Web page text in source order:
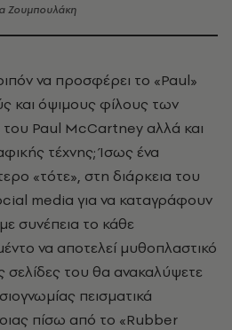
Ζουμπουλάκη
να προσφέρει το «Paul»
και όψιμους φίλους των
Paul McCartney αλλά και
τέχνης; Ίσως ένα
«τότε», στη διάρκεια του
media για να καταγράφουν
συνέπεια το κάθε
να αποτελεί μυθοπλαστικό
σελίδες του θα ανακαλύψετε
πεισματικά
πίσω από το «Rubber